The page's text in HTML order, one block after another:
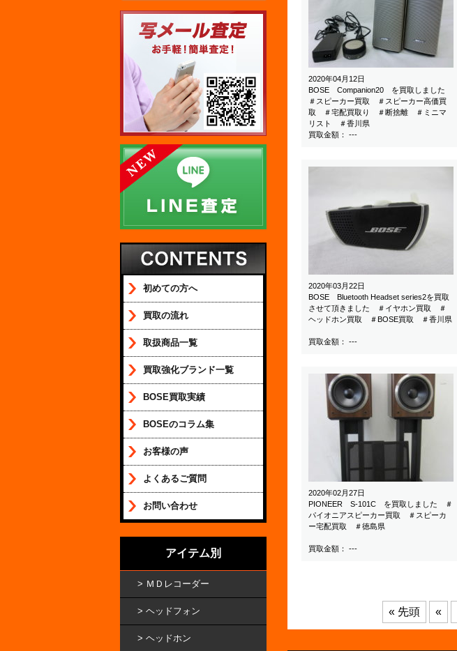
2020年04月12日
BOSE Companion20 を買取しました
＃スピーカー買取 ＃スピーカー高価買
取 ＃宅配買取り ＃断捨離 ＃ミニマ
リスト ＃香川県
買取金額： ---
2020年03月22日
BOSE Bluetooth Headset series2を買取
させて頂きました ＃イヤホン買取 ＃
ヘッドホン買取 ＃BOSE買取 ＃香川県
買取金額： ---
2020年02月27日
PIONEER S-101C を買取しました ＃
パイオニアスピーカー買取 ＃スピーカ
ー宅配買取 ＃徳島県
買取金額： ---
« 先頭 «
初めての方へ
買取の流れ
取扱商品一覧
買取強化ブランド一覧
BOSE買取実績
BOSEのコラム集
お客様の声
よくあるご質問
お問い合わせ
アイテム別
ＭＤレコーダー
ヘッドフォン
ヘッドホン